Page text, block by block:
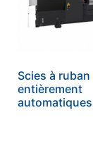
Scies à ruban
entièrement
automatiques